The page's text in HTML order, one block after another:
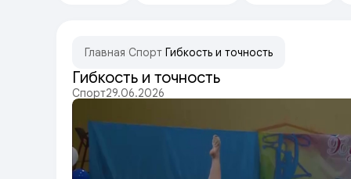
Главная Спорт Гибкость и точность
Гибкость и точность
Спорт29.06.2026